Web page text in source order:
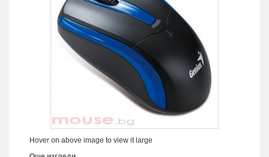
Hover on above image to view it large